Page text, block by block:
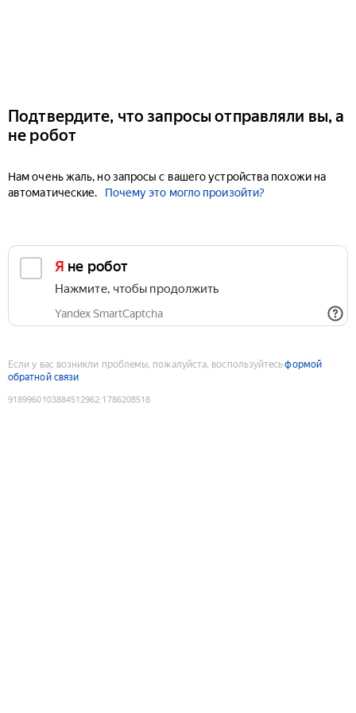
Подтвердите, что запросы отправляли вы, а
не робот
Нам очень жаль, но запросы с вашего устройства похожи на
автоматические.
Почему это могло произойти?
Я не робот
Нажмите, чтобы продолжить
Yandex SmartCaptcha
Если у вас возникли проблемы, пожалуйста, воспользуйтесьформой
обратной связи
9189960103884512962:1786208518